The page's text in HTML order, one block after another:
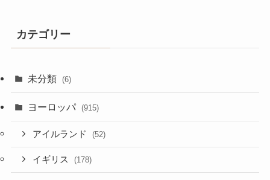
カテゴリー
未分類 (6)
ヨーロッパ (915)
アイルランド (52)
イギリス (178)